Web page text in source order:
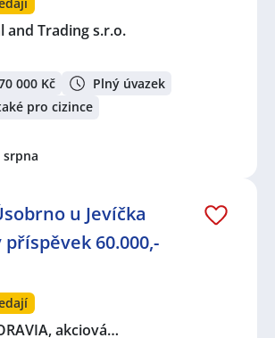
and Trading s.r.o.
000 Kč
Plný úvazek
pro cizince
srpna
u Jevíčka
60.000,-
akciová…